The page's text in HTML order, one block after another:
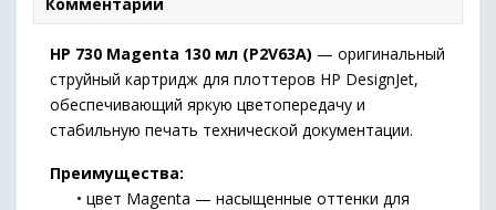
HP 730 Magenta 130 мл (P2V63A) — оригинальный
струйный картридж для плоттеров HP DesignJet,
обеспечивающий яркую цветопередачу и
стабильную печать технической документации.
Преимущества:
• цвет Magenta — насыщенные оттенки для